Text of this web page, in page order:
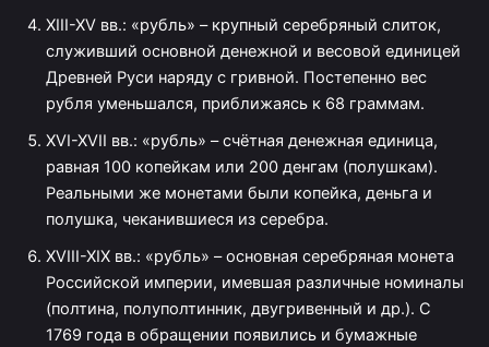
XIII-XV вв.: «рубль» – крупный серебряный слиток,
служивший основной денежной и весовой единицей
Древней Руси наряду с гривной. Постепенно вес
рубля уменьшался, приближаясь к 68 граммам.
XVI-XVII вв.: «рубль» – счётная денежная единица,
равная 100 копейкам или 200 денгам (полушкам).
Реальными же монетами были копейка, деньга и
полушка, чеканившиеся из серебра.
XVIII-XIX вв.: «рубль» – основная серебряная монета
Российской империи, имевшая различные номиналы
(полтина, полуполтинник, двугривенный и др.). С
1769 года в обращении появились и бумажные